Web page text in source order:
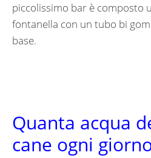
piccolissimo bar è composto
fontanella con un tubo bi
base.
Quanta acqua
cane ogni